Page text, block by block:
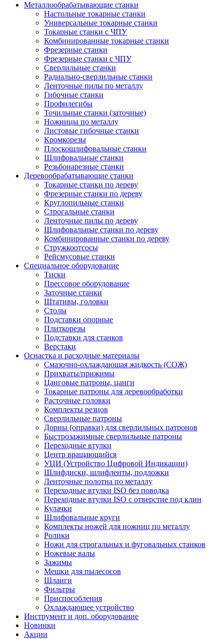
Металлообрабатывающие станки
Настольные токарные станки
Универсальные токарные станки
Токарные станки с ЧПУ
Комбинированные токарные станки
Фрезерные станки
Фрезерные станки с ЧПУ
Сверлильные станки
Радиально-сверлильные станки
Ленточные пилы по металлу
Гибочные станки
Профилегибы
Точильные станки (заточные)
Ножницы по металлу
Листовые гибочные станки
Кромкорезы
Плоскошлифовальные станки
Шлифовальные станки
Резьбонарезные станки
Деревообрабатывающие станки
Токарные станки по дереву
Фрезерные станки по дереву
Круглопильные станки
Строгальные станки
Ленточные пилы по дереву
Шлифовальные станки по дереву
Комбинированные станки по дереву
Стружкоотсосы
Рейсмусовые станки
Специальное оборудование
Тиски
Прессовое оборудование
Заточные станки
Штативы, головки
Столы
Подставки опорные
Плиткорезы
Подставки для станков
Верстаки
Оснастка и расходные материалы
Смазочно-охлаждающая жидкость (СОЖ)
Прихваты/прижимы
Цанговые патроны, цанги
Токарные патроны для деревообработки
Расточные головки
Комплекты резцов
Сверлильные патроны
Дорны (оправки) для сверлильных патронов
Быстрозажимные сверлильные патроны
Переходные втулки
Центр вращающийся
УЦИ (Устройство Цифровой Индикации)
Шлифдиски, шлифленты, подложки
Ленточные полотна по металлу
Переходные втулки ISO без поводка
Переходные втулки ISO с отверстие под клин
Кулачки
Шлифовальные круги
Комплекты ножей для ножниц по металлу
Ролики
Ножи для строгальных и фуговальных станков
Ножевые валы
Зажимы
Мешки для пылесосов
Шланги
Фильтры
Приспособления
Охлаждающее устройство
Инструмент и доп. оборудование
Новинки
Акции